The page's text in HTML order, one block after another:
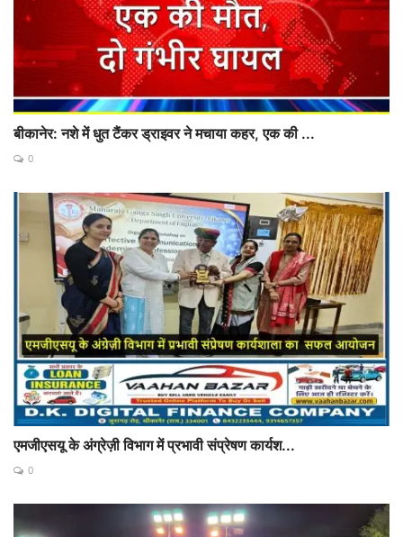
बीकानेर: नशे में धुत टैंकर ड्राइवर ने मचाया कहर, एक की ...
0
एमजीएसयू के अंग्रेज़ी विभाग में प्रभावी संप्रेषण कार्यश...
0